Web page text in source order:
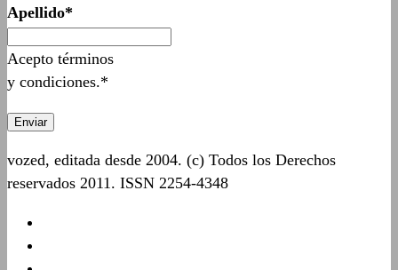
Apellido*
Acepto términos
y condiciones.*
vozed, editada desde 2004. (c) Todos los Derechos
reservados 2011. ISSN 2254-4348